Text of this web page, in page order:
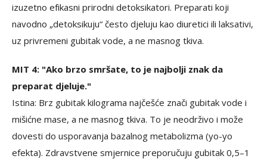
izuzetno efikasni prirodni detoksikatori. Preparati koji
navodno „detoksikuju“ često djeluju kao diuretici ili laksativi,
uz privremeni gubitak vode, a ne masnog tkiva.
MIT 4: "Ako brzo smršate, to je najbolji znak da
preparat djeluje."
Istina: Brz gubitak kilograma najčešće znači gubitak vode i
mišićne mase, a ne masnog tkiva. To je neodrživo i može
dovesti do usporavanja bazalnog metabolizma (yo-yo
efekta). Zdravstvene smjernice preporučuju gubitak 0,5–1